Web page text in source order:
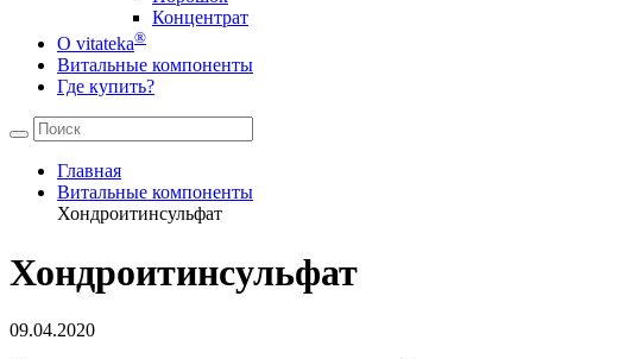
Концентрат
О vitateka®
Витальные компоненты
Где купить?
Главная
Витальные компоненты
Хондроитинсульфат
Хондроитинсульфат
09.04.2020